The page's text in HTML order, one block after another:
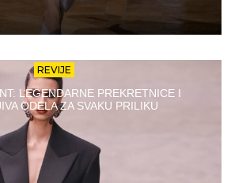
REVIJE
LEGENDARNE PREKRETNICE I
ODELA ZA SVAKU PRILIKU